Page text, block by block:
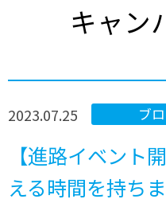
キャン
ブ
2023.07.25
【進路イベント
える時間を持ち